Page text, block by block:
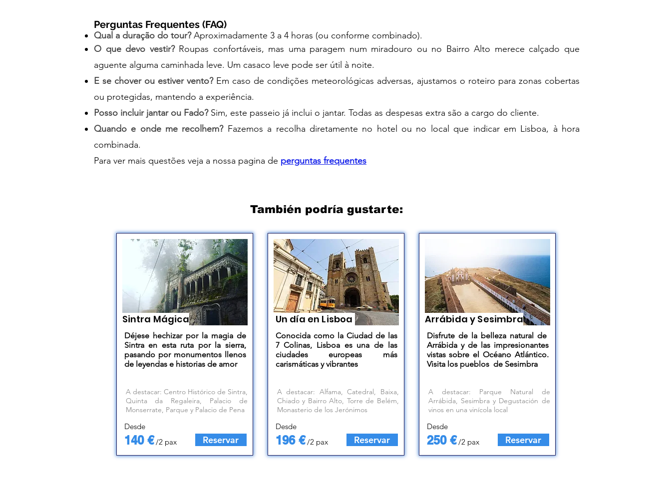
Perguntas Frequentes (FAQ)
Qual a duração do tour?Aproximadamente 3 a 4 horas (ou conforme combinado).
O que devo vestir?Roupas confortáveis, mas uma paragem num miradouro ou no Bairro Alto merece calçado que
aguente alguma caminhada leve. Um casaco leve pode ser útil à noite.
E se chover ou estiver vento?Em caso de condições meteorológicas adversas, ajustamos o roteiro para zonas cobertas
ou protegidas, mantendo a experiência.
Posso incluir jantar ou Fado?Sim, este passeio já inclui o jantar. Todas as despesas extra são a cargo do cliente.
Quando e onde me recolhem?Fazemos a recolha diretamente no hotel ou no local que indicar em Lisboa, à hora
combinada.
Para ver mais questões veja a nossa pagina de perguntas frequentes
También podría gustarte:
Sintra Mágica
Déjese hechizar por la magia de
Sintra en esta ruta por la sierra,
pasando por monumentos llenos
de leyendas e historias de amor
A destacar: Centro Histórico de Sintra,
Quinta da Regaleira, Palacio de
Monserrate, Parque y Palacio de Pena
Desde
/2 pax
140 € Reservar
Un día en Lisboa
Conocida como la Ciudad de las
7 Colinas, Lisboa es una de las
ciudades europeas más
carismáticas y vibrantes
A destacar: Alfama, Catedral, Baixa,
Chiado y Bairro Alto, Torre de Belém,
Monasterio de los Jerónimos
Desde
/2 pax
196 € Reservar
Arrábida y Sesimbra
Disfrute de la belleza natural de
Arrábida y de las impresionantes
vistas sobre el Océano Atlántico.
Visita los pueblos de Sesimbra
A destacar: Parque Natural de
Arrábida, Sesimbra y Degustación de
vinos en una vinícola local
Desde
/2 pax
250 € Reservar